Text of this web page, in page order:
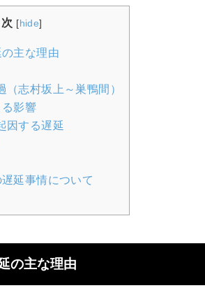
次 [hide]
主な理由
（志村坂上～巣鴨間）
影響
因する遅延
延事情について
の主な理由